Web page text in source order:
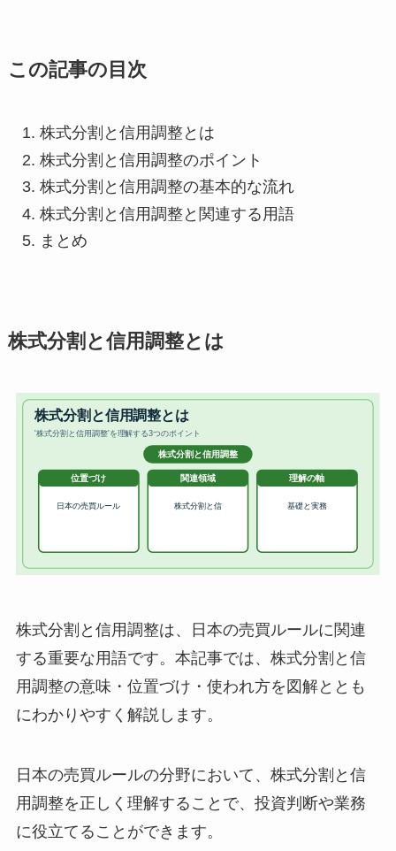
この記事の目次
株式分割と信用調整とは
株式分割と信用調整のポイント
株式分割と信用調整の基本的な流れ
株式分割と信用調整と関連する用語
まとめ
株式分割と信用調整とは
株式分割と信用調整は、日本の売買ルールに関連
する重要な用語です。本記事では、株式分割と信
用調整の意味・位置づけ・使われ方を図解ととも
にわかりやすく解説します。
日本の売買ルールの分野において、株式分割と信
用調整を正しく理解することで、投資判断や業務
に役立てることができます。